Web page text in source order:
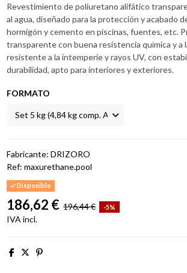
Revestimiento de poliuretano alifático
al agua, diseñado para la protección y acabado
hormigón y cemento en piscinas, fuentes, etc. P
transparente con buena resistencia química y a
resistente a la intemperie y rayos UV, con
durabilidad, apto para interiores y exteriores.
FORMATO
Fabricante: DRIZORO
Ref: maxurethane.pool
Disponible
186,62 € 196,44 € -5%
IVA incl.